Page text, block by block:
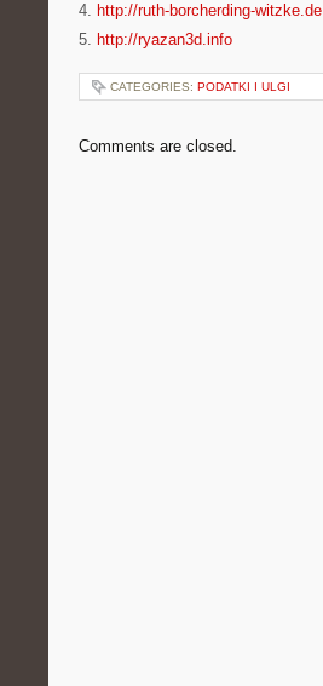
4. http://ruth-borcherding-witzke.de
5. http://ryazan3d.info
CATEGORIES: PODATKI I ULGI
Comments are closed.